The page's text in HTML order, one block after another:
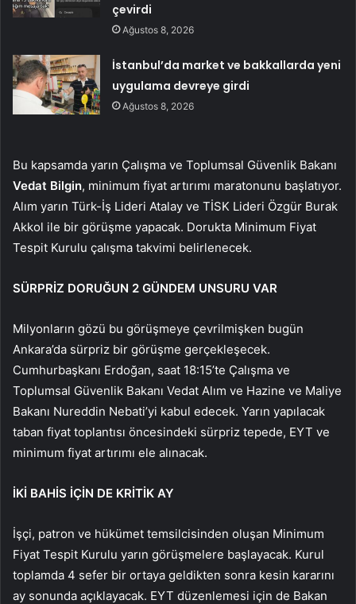
çevirdi
Ağustos 8, 2026
İstanbul’da market ve bakkallarda yeni
uygulama devreye girdi
Ağustos 8, 2026
Bu kapsamda yarın Çalışma ve Toplumsal Güvenlik Bakanı
Vedat Bilgin, minimum fiyat artırımı maratonunu başlatıyor.
Alım yarın Türk-İş Lideri Atalay ve TİSK Lideri Özgür Burak
Akkol ile bir görüşme yapacak. Dorukta Minimum Fiyat
Tespit Kurulu çalışma takvimi belirlenecek.
SÜRPRİZ DORUĞUN 2 GÜNDEM UNSURU VAR
Milyonların gözü bu görüşmeye çevrilmişken bugün
Ankara’da sürpriz bir görüşme gerçekleşecek.
Cumhurbaşkanı Erdoğan, saat 18:15’te Çalışma ve
Toplumsal Güvenlik Bakanı Vedat Alım ve Hazine ve Maliye
Bakanı Nureddin Nebati’yi kabul edecek. Yarın yapılacak
taban fiyat toplantısı öncesindeki sürpriz tepede, EYT ve
minimum fiyat artırımı ele alınacak.
İKİ BAHİS İÇİN DE KRİTİK AY
İşçi, patron ve hükümet temsilcisinden oluşan Minimum
Fiyat Tespit Kurulu yarın görüşmelere başlayacak. Kurul
toplamda 4 sefer bir ortaya geldikten sonra kesin kararını
ay sonunda açıklayacak. EYT düzenlemesi için de Bakan